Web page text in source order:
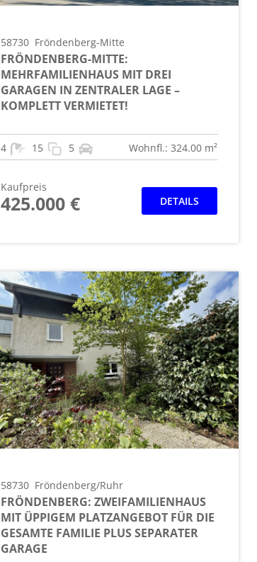
58730 Fröndenberg-Mitte
FRÖNDENBERG-MITTE:
MEHRFAMILIENHAUS MIT DREI
GARAGEN IN ZENTRALER LAGE –
KOMPLETT VERMIETET!
4 15 5 Wohnfl.: 324.00 m²
Kaufpreis
425.000 € DETAILS
58730 Fröndenberg/Ruhr
FRÖNDENBERG: ZWEIFAMILIENHAUS
MIT ÜPPIGEM PLATZANGEBOT FÜR DIE
GESAMTE FAMILIE PLUS SEPARATER
GARAGE